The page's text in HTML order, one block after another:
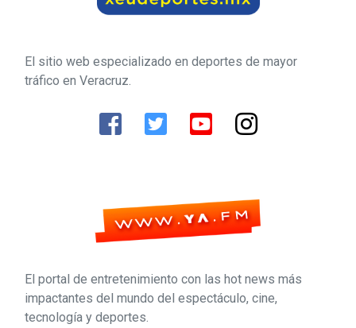
El sitio web especializado en deportes de mayor
tráfico en Veracruz.
El portal de entretenimiento con las hot news más
impactantes del mundo del espectáculo, cine,
tecnología y deportes.